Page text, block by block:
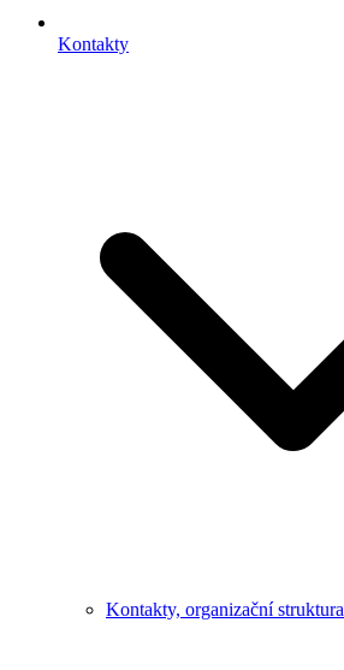
Kontakty
Kontakty, organizační struktura